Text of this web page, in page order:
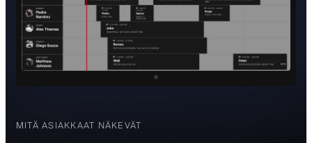
MITÄ ASIAKKAAT NÄKEVÄT